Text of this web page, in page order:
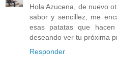
Hola Azucena, de nuevo
sabor y sencillez, me
esas patatas que
deseando ver tu próxima
Responder